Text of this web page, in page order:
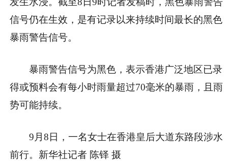
信号仍在生效，是有记录以来持续时间最长的黑色
暴雨警告信号。
暴雨警告信号为黑色，表示香港广泛地区已录
得或预料会有每小时雨量超过70毫米的暴雨，且雨
势可能持续。
9月8日，一名女士在香港皇后大道东路段涉水
前行。新华社记者 陈铎 摄